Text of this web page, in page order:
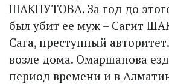
ШАКПУТОВА. За год до
был убит ее муж – Сагит
Сага, преступный
возле дома. Омаршанова
период времени и в